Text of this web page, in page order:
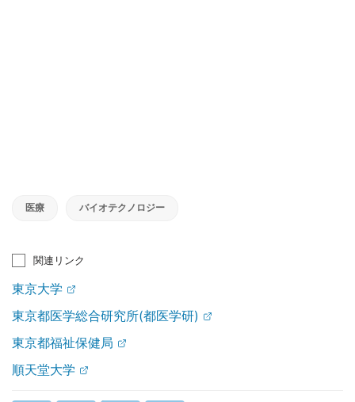
医療 バイオテクノロジー
関連リンク
東京大学
東京都医学総合研究所(都医学研)
東京都福祉保健局
順天堂大学